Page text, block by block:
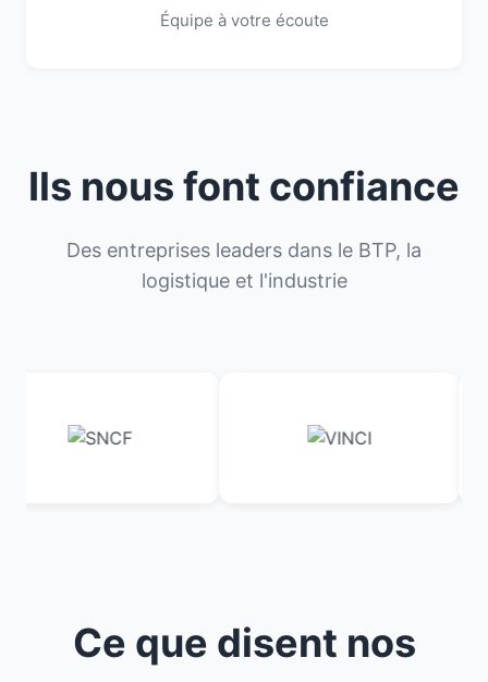
Équipe à votre écoute
Ils nous font confiance
Des entreprises leaders dans le BTP, la
logistique et l'industrie
Ce que disent nos